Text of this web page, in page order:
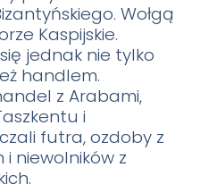
Wołgą
Kaspijskie.
jednak nie tylko
handlem.
z Arabami,
i
futra, ozdoby z
niewolników z